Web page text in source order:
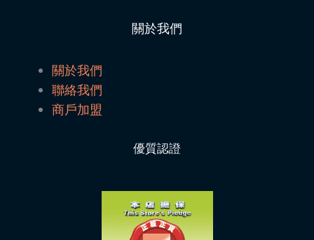
關於我們
關於我們
聯絡我們
商戶加盟
優質認證